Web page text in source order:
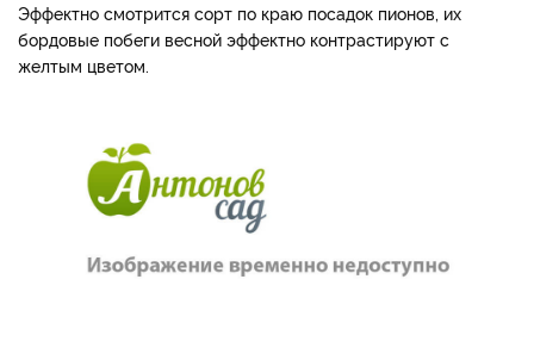
Эффектно смотрится сорт по краю посадок пионов, их
бордовые побеги весной эффектно контрастируют с
желтым цветом.